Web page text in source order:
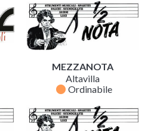
MEZZANOTA
Altavilla
fiber_manual_record Ordinabile